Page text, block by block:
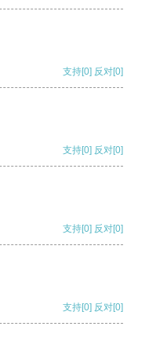
支持[0] 反对[0]
支持[0] 反对[0]
支持[0] 反对[0]
支持[0] 反对[0]